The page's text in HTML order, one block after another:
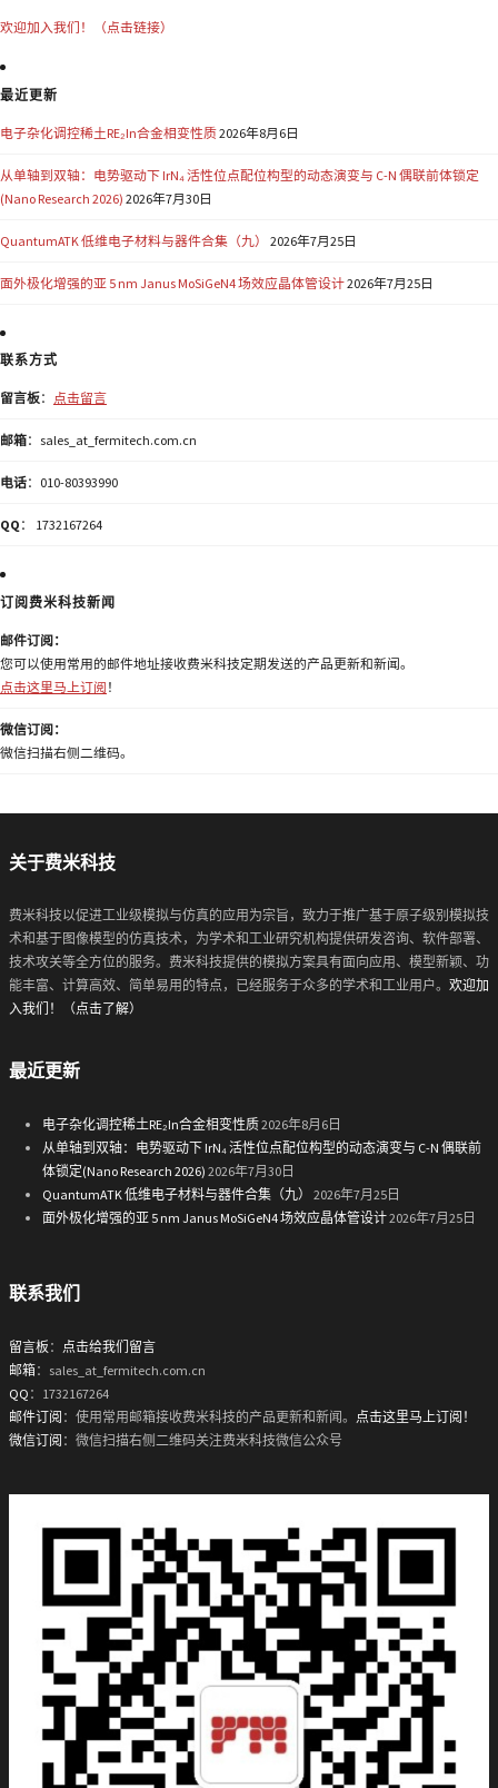
欢迎加入我们！（点击链接）
最近更新
电子杂化调控稀土RE₂In合金相变性质2026年8月6日
从单轴到双轴：电势驱动下 IrN₄ 活性位点配位构型的动态演变与 C-N 偶联前体锁定
(Nano Research 2026) 2026年7月30日
QuantumATK 低维电子材料与器件合集（九） 2026年7月25日
面外极化增强的亚 5 nm Janus MoSiGeN4 场效应晶体管设计2026年7月25日
联系方式
留言板： 点击留言
邮箱：sales_at_fermitech.com.cn
电话：010-80393990
QQ ： 1732167264
订阅费米科技新闻
邮件订阅：
您可以使用常用的邮件地址接收费米科技定期发送的产品更新和新闻。
点击这里马上订阅 ！
微信订阅：
微信扫描右侧二维码。
关于费米科技
费米科技以促进工业级模拟与仿真的应用为宗旨，致力于推广基于原子级别模拟技
术和基于图像模型的仿真技术，为学术和工业研究机构提供研发咨询、软件部署、
技术攻关等全方位的服务。费米科技提供的模拟方案具有面向应用、模型新颖、功
能丰富、计算高效、简单易用的特点，已经服务于众多的学术和工业用户。 欢迎加
入我们！（点击了解）
最近更新
电子杂化调控稀土RE₂In合金相变性质2026年8月6日
从单轴到双轴：电势驱动下 IrN₄ 活性位点配位构型的动态演变与 C-N 偶联前
体锁定(Nano Research 2026) 2026年7月30日
QuantumATK 低维电子材料与器件合集（九）
2026年7月25日
面外极化增强的亚 5 nm Janus MoSiGeN4 场效应晶体管设计2026年7月25日
联系我们
留言板 ： 点击给我们留言
邮箱：sales_at_fermitech.com.cn
QQ ：1732167264
邮件订阅 ：使用常用邮箱接收费米科技的产品更新和新闻。 点击这里马上订阅！
微信订阅 ：微信扫描右侧二维码关注费米科技微信公众号